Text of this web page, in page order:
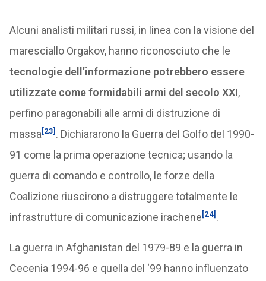
Alcuni analisti militari russi, in linea con la visione del
maresciallo Orgakov, hanno riconosciuto che le
tecnologie dell’informazione potrebbero essere
utilizzate come formidabili armi del secolo XXI,
perfino paragonabili alle armi di distruzione di
massa[23] . Dichiararono la Guerra del Golfo del 1990-
91 come la prima operazione tecnica; usando la
guerra di comando e controllo, le forze della
Coalizione riuscirono a distruggere totalmente le
infrastrutture di comunicazione irachene[24] .
La guerra in Afghanistan del 1979-89 e la guerra in
Cecenia 1994-96 e quella del ‘99 hanno influenzato